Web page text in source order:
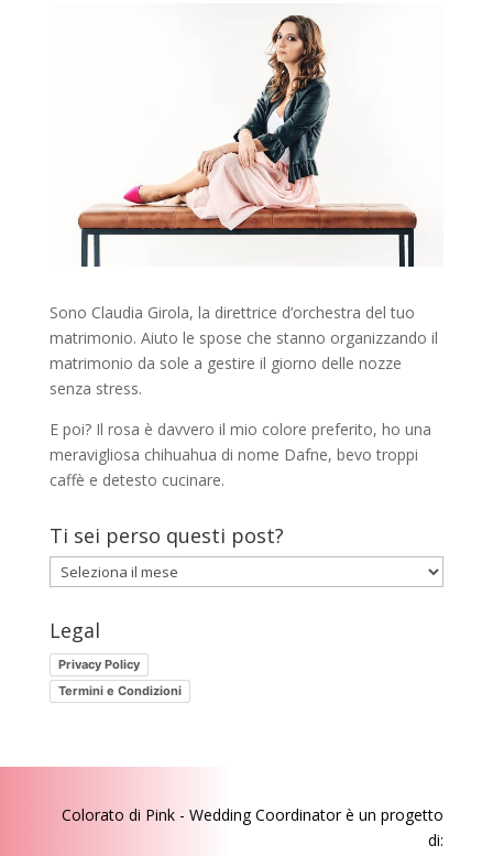
Sono Claudia Girola, la direttrice d’orchestra del tuo
matrimonio. Aiuto le spose che stanno organizzando il
matrimonio da sole a gestire il giorno delle nozze
senza stress.
E poi? Il rosa è davvero il mio colore preferito, ho una
meravigliosa chihuahua di nome Dafne, bevo troppi
caffè e detesto cucinare.
Ti sei perso questi post?
sei
questi
post?
Legal
Privacy Policy
Termini e Condizioni
Colorato di Pink - Wedding Coordinatorè un progetto
di: